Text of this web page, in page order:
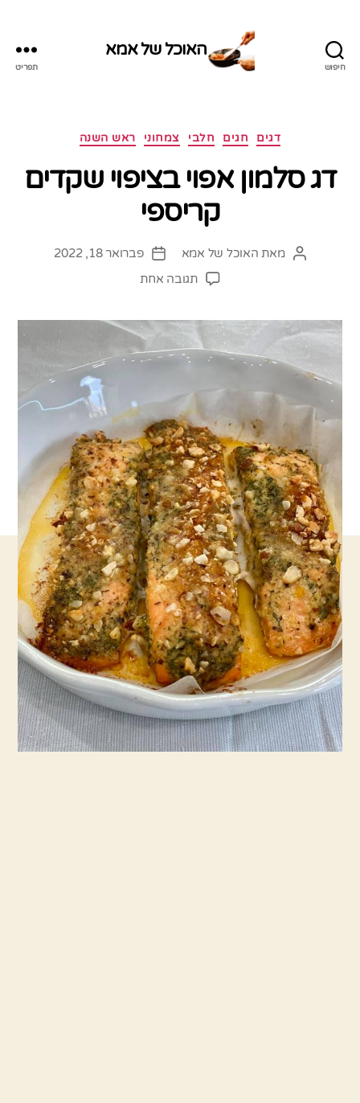
חיפוש
האוכל של אמא
תפריט
קטגוריות דגים חגים חלבי צמחוני ראש השנה
דג סלמון אפוי בציפוי שקדים
קריספי
המחבר
מאת האוכל של אמא
תאריךפברואר 18, 2022
תגובה אחתעל
אפוי
בציפוי
שקדים